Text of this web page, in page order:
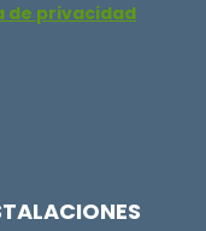
de privacidad